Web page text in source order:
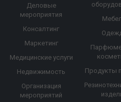
Деловые
мероприятия
Консалтинг
Маркетинг
Медицинские услуги
Недвижимость
Организация
мероприятий
Продукты